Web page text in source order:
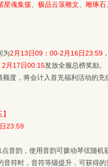
星魂集簇 极品云箓雕文 雕琢石
为2月13日09：00-2月16日23:59
2月17日00:15发放全服总榜奖励。
度，将会计入首充福利活动的
23:59
音韵，使用音韵可拨动琴弦随
音符时，音符等级提升，可获得